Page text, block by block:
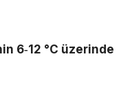
6‑12 °C üzerinde